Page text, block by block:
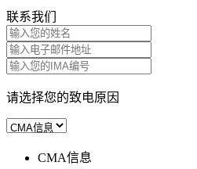
联系我们
请选择您的致电原因
CMA信息